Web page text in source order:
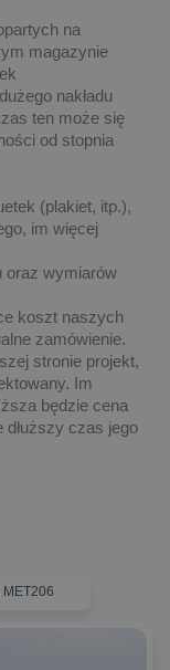
na
magazynie
nakładu
ten może się
od stopnia
(plakiet, itp.),
im więcej
oraz wymiarów
koszt naszych
zamówienie.
stronie projekt,
Im
będzie cena
dłuższy czas jego
MET206